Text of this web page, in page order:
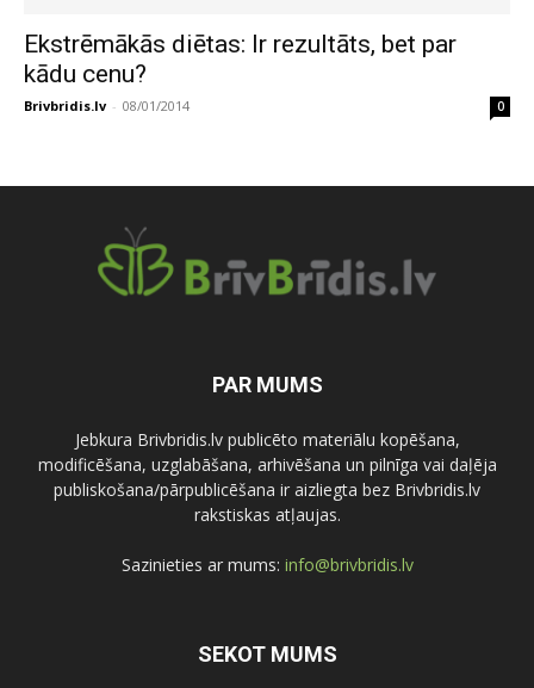
Ekstrēmākās diētas: Ir rezultāts, bet par
kādu cenu?
Brivbridis.lv - 08/01/2014 0
PAR MUMS
Jebkura Brivbridis.lv publicēto materiālu kopēšana,
modificēšana, uzglabāšana, arhivēšana un pilnīga vai daļēja
publiskošana/pārpublicēšana ir aizliegta bez Brivbridis.lv
rakstiskas atļaujas.
Sazinieties ar mums: info@brivbridis.lv
SEKOT MUMS